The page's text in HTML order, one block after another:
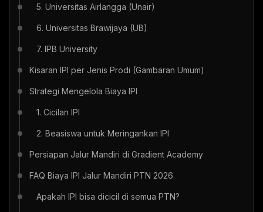
5. Universitas Airlangga (Unair)
6. Universitas Brawijaya (UB)
7. IPB University
Kisaran IPI per Jenis Prodi (Gambaran Umum)
Strategi Mengelola Biaya IPI
1. Cicilan IPI
2. Beasiswa untuk Meringankan IPI
Persiapan Jalur Mandiri di Gradient Academy
FAQ Biaya IPI Jalur Mandiri PTN 2026
Apakah IPI bisa dicicil di semua PTN?